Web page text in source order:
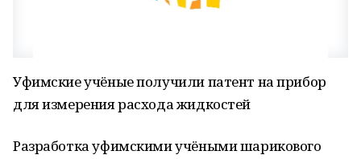
Уфимские учёные получили патент на прибор
для измерения расхода жидкостей
Разработка уфимскими учёными шарикового